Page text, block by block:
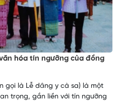
hóa tín ngưỡng của đồng
gọi là Lễ dâng y cà sa) là một
trọng, gắn liền với tín ngưỡng